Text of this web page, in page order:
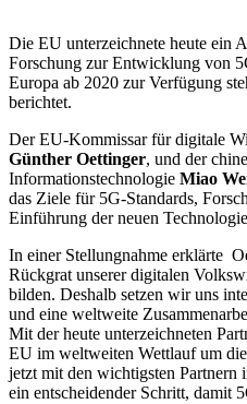
Die EU unterzeichnete heute ein
Forschung zur Entwicklung von
Europa ab 2020 zur Verfügung
berichtet.
Der EU-Kommissar für digitale
Günther Oettinger, und der
Informationstechnologie Miao
das Ziele für 5G-Standards,
Einführung der neuen
In einer Stellungnahme erklärte
Rückgrat unserer digitalen
bilden. Deshalb setzen wir uns
und eine weltweite
Mit der heute unterzeichneten
EU im weltweiten Wettlauf um
jetzt mit den wichtigsten Partnern
ein entscheidender Schritt, damit